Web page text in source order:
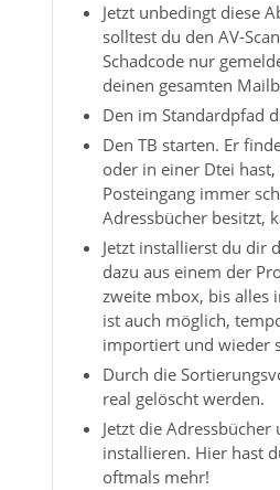
Jetzt unbedingt diese
solltest du den AV-
Schadcode nur
deinen gesamten
Den im Standardpfad
Den TB starten. Er
oder in einer Dtei
Posteingang immer
Adressbücher besitzt,
Jetzt installierst du dir
dazu aus einem der
zweite mbox, bis alles
ist auch möglich,
importiert und wieder
Durch die
real gelöscht werden.
Jetzt die
installieren. Hier hast
oftmals mehr!